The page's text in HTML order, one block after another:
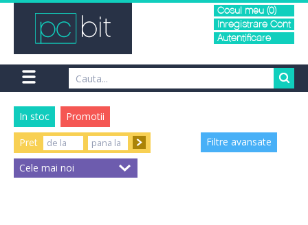
Cosul meu (0)
Inregistrare Cont
Autentificare
In stoc
Promotii
Pret
Filtre avansate